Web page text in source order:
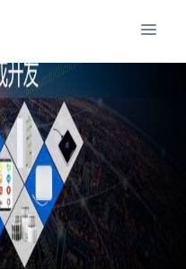
”
用解析
优势
度测评与 采购推荐｜企业选型
管控进行实时动态管理
”